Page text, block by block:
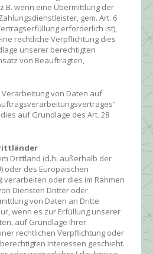
wenn eine Übermittlung der
gem. Art. 6
erforderlich ist),
rechtliche Verpflichtung dies
unserer berechtigten
von Beauftragten,
von Daten auf
auf Grundlage des Art. 28
Drittland (d.h. außerhalb der
oder des Europäischen
verarbeiten oder dies im Rahmen
Diensten Dritter oder
von Daten an Dritte
wenn es zur Erfüllung unserer
auf Grundlage Ihrer
rechtlichen Verpflichtung oder
Interessen geschieht.